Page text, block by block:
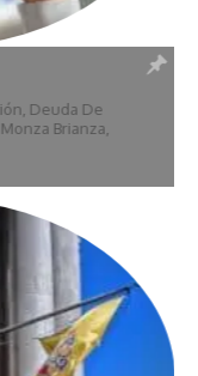
, Deuda De
Monza Brianza,